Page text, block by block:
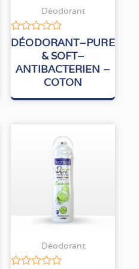
Déodorant
Note
0
DÉODORANT–PURE
& SOFT–
ANTIBACTERIEN –
COTON
Déodorant